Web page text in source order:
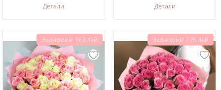
Детали Детали
Экономия: 163 лей Экономия: 175 лей